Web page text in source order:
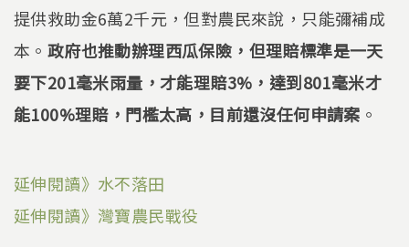
提供救助金6萬2千元，但對農民來說，只能彌補成
本。 政府也推動辦理西瓜保險，但理賠標準是一天
要下201毫米雨量，才能理賠3%，達到801毫米才
能100%理賠，門檻太高，目前還沒任何申請案 。
延伸閱讀》水不落田
延伸閱讀》灣寶農民戰役